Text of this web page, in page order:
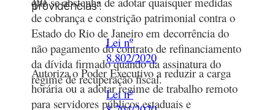
providências”.
de cobrança e constrição patrimonial contra o
Estado do Rio de Janeiro em decorrência do
não pagamento do contrato de refinanciamento
da dívida firmado quando da assinatura do
regime de recuperação fiscal.
Lei nº
8.802/2020
Autoriza o Poder Executivo a reduzir a carga
horária ou a adotar regime de trabalho remoto
para servidores públicos estaduais e
Lei nº